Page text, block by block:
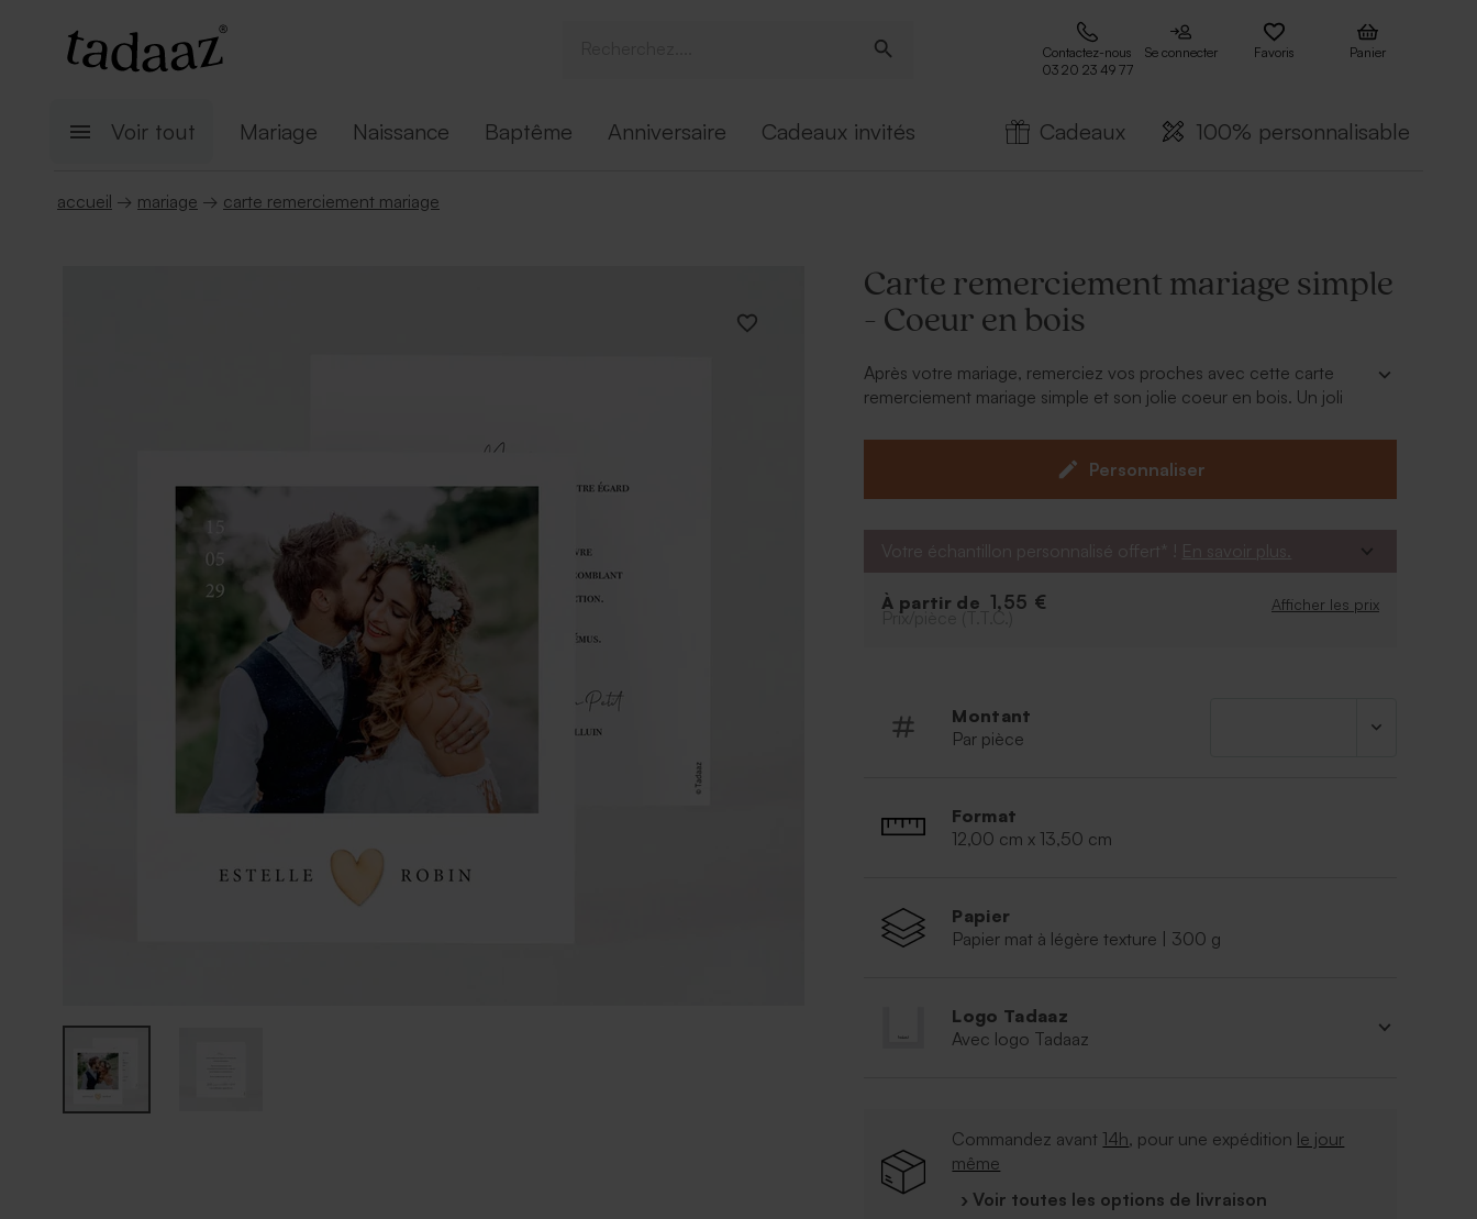
Contactez-nous
03 20 23 49 77
Se connecter Favoris Panier
Voir tout Mariage Naissance Baptême Anniversaire Cadeaux invités Cadeaux 100% personnalisable
accueil → mariage → carte remerciement mariage
Carte remerciement mariage simple
- Coeur en bois
Après votre mariage, remerciez vos proches avec cette carte
remerciement mariage simple et son jolie coeur en bois. Un joli
* Carte personnalisable en ligne avec le texte et la photo de votre
* Carte recto-verso
Personnaliser
Votre échantillon personnalisé offert* ! En savoir plus.
À partir de 1,55 € Afficher les prix
Prix/pièce (T.T.C.)
Montant
Par pièce
Format
12,00 cm x 13,50 cm
Papier
Papier mat à légère texture | 300 g
Logo Tadaaz
Avec logo Tadaaz
Commandez avant 14h, pour une expédition le jour
même
› Voir toutes les options de livraison